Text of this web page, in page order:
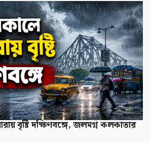
বৃষ্টি দক্ষিণবঙ্গে, জলমগ্ন কলকাতার